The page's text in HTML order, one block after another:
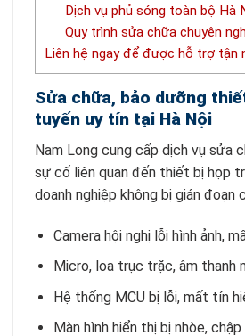
Dịch vụ phủ sóng toàn bộ Hà
Quy trình sửa chữa chuyên
Liên hệ ngay để được hỗ trợ tận
Sửa chữa, bảo dưỡng
tuyến uy tín tại Hà Nội
Nam Long cung cấp dịch vụ sửa
sự cố liên quan đến thiết bị họp
doanh nghiệp không bị gián đoạn
Camera hội nghị lỗi hình ảnh,
Micro, loa trục trặc, âm thanh
Hệ thống MCU bị lỗi, mất tín
Màn hình hiển thị bị nhòe,